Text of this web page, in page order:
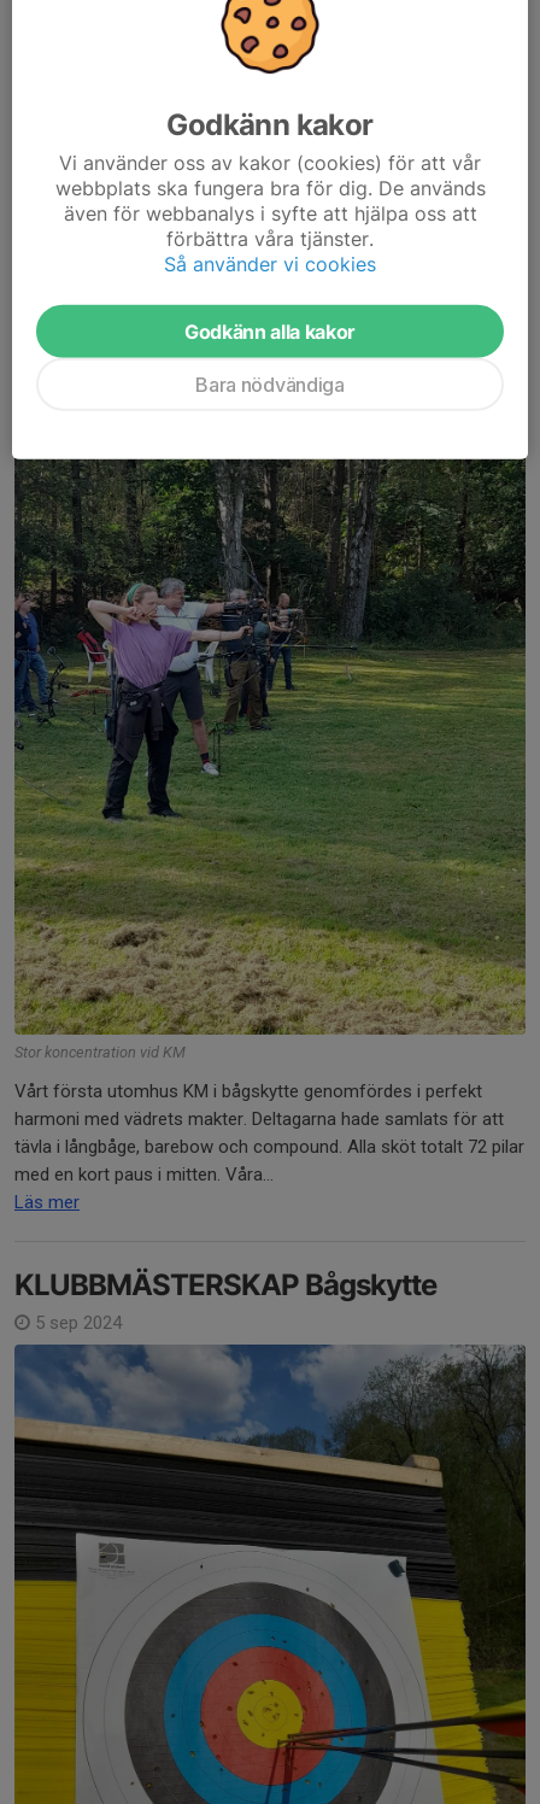
SM-brons i armborstpistol
Bågskytteklubb och det blev brons till GPSSK i lag.
Bronslaget bestod av Mikael Högdahl, Holger Bäckelie och Boris
Larsen som lyckades skrapa ihop 1661 poäng....
Läs mer
22 sep 2024
Stor koncentration vid KM
Vårt första utomhus KM i bågskytte genomfördes i perfekt
harmoni med vädrets makter. Deltagarna hade samlats för att
tävla i långbåge, barebow och compound. Alla sköt totalt 72 pilar
med en kort paus i mitten. Våra...
Läs mer
KLUBBMÄSTERSKAP Bågskytte
5 sep 2024
Godkänn kakor
Vi använder oss av kakor (cookies) för att vår
webbplats ska fungera bra för dig. De används
även för webbanalys i syfte att hjälpa oss att
förbättra våra tjänster.
Så använder vi cookies
Godkänn alla kakor
Bara nödvändiga